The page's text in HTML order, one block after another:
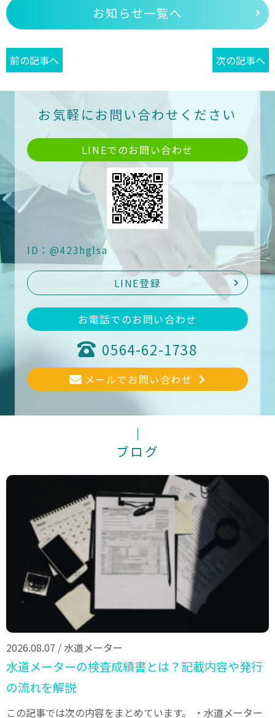
お知らせ一覧へ
前の記事へ 次の記事へ
お気軽にお問い合わせください
LINEでのお問い合わせ
ID：@423hglsa
LINE登録
お電話でのお問い合わせ
0564-62-1738
メールでお問い合わせ
ブログ
2026.08.07 /水道メーター
水道メーターの検査成績書とは？記載内容や発行
の流れを解説
この記事では次の内容をまとめています。 ・水道メーター